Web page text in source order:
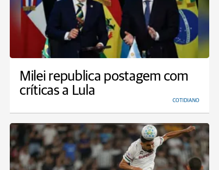
Milei republica postagem com
críticas a Lula
COTIDIANO